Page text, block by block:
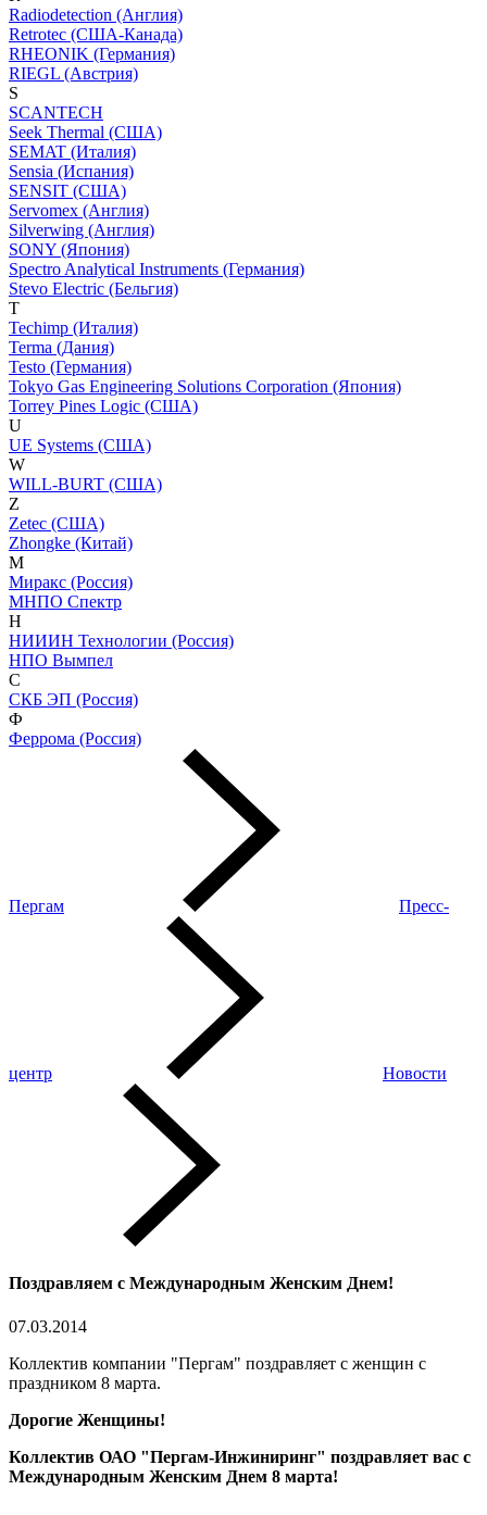
Radiodetection (Англия)
Retrotec (США-Канада)
RHEONIK (Германия)
RIEGL (Австрия)
S
SCANTECH
Seek Thermal (США)
SEMAT (Италия)
Sensia (Испания)
SENSIT (США)
Servomex (Англия)
Silverwing (Англия)
SONY (Япония)
Spectro Analytical Instruments (Германия)
Stevo Electric (Бельгия)
T
Techimp (Италия)
Terma (Дания)
Testo (Германия)
Tokyo Gas Engineering Solutions Corporation (Япония)
Torrey Pines Logic (США)
U
UE Systems (США)
W
WILL-BURT (США)
Z
Zetec (США)
Zhongke (Китай)
М
Миракс (Россия)
МНПО Спектр
Н
НИИИН Технологии (Россия)
НПО Вымпел
С
СКБ ЭП (Россия)
Ф
Феррома (Россия)
Пергам Пресс-
центр Новости
Поздравляем с Международным Женским Днем!
07.03.2014
Коллектив компании "Пергам" поздравляет с женщин с
праздником 8 марта.
Дорогие Женщины!
Коллектив ОАО "Пергам-Инжиниринг" поздравляет вас с
Международным Женским Днем 8 марта!